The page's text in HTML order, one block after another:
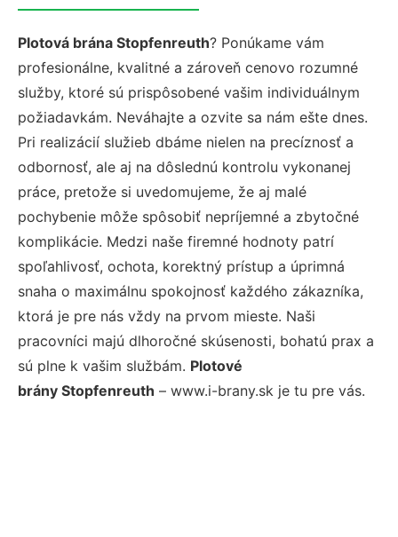
Plotová brána Stopfenreuth? Ponúkame vám
profesionálne, kvalitné a zároveň cenovo rozumné
služby, ktoré sú prispôsobené vašim individuálnym
požiadavkám. Neváhajte a ozvite sa nám ešte dnes.
Pri realizácií služieb dbáme nielen na precíznosť a
odbornosť, ale aj na dôslednú kontrolu vykonanej
práce, pretože si uvedomujeme, že aj malé
pochybenie môže spôsobiť nepríjemné a zbytočné
komplikácie. Medzi naše firemné hodnoty patrí
spoľahlivosť, ochota, korektný prístup a úprimná
snaha o maximálnu spokojnosť každého zákazníka,
ktorá je pre nás vždy na prvom mieste. Naši
pracovníci majú dlhoročné skúsenosti, bohatú prax a
sú plne k vašim službám. Plotové
brány Stopfenreuth – www.i-brany.sk je tu pre vás.